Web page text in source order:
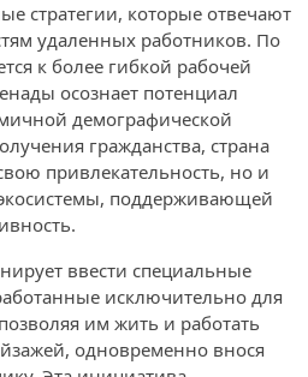
стратегии, которые отвечают
удаленных работников. По
к более гибкой рабочей
осознает потенциал
демографической
гражданства, страна
привлекательность, но и
поддерживающей
ввести специальные
исключительно для
им жить и работать
одновременно внося